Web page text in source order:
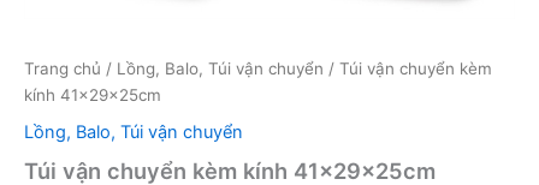
Trang chủ / Lồng, Balo, Túi vận chuyển / Túi vận chuyển kèm
kính 41x29x25cm
Lồng, Balo, Túi vận chuyển
Túi vận chuyển kèm kính 41x29x25cm